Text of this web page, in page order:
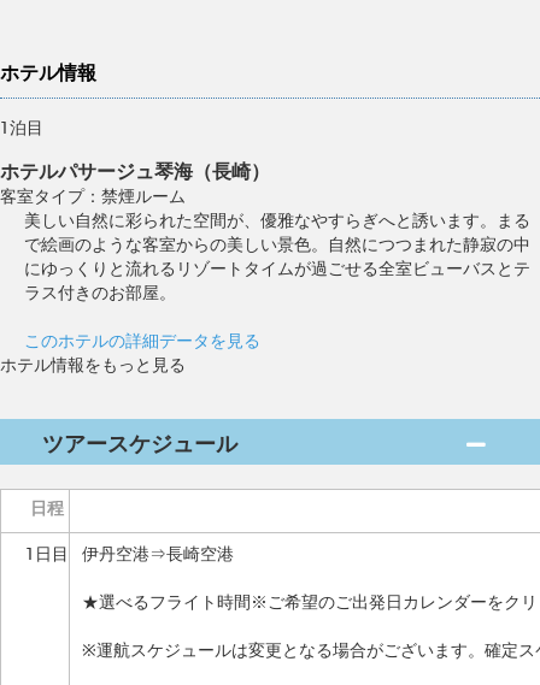
ホテル情報
1泊目
ホテルパサージュ琴海（長崎）
客室タイプ：禁煙ルーム
美しい自然に彩られた空間が、優雅なやすらぎへと誘います。まる
で絵画のような客室からの美しい景色。自然につつまれた静寂の中
にゆっくりと流れるリゾートタイムが過ごせる全室ビューバスとテ
ラス付きのお部屋。
このホテルの詳細データを見る
ホテル情報をもっと見る
ツアースケジュール
日程
1日目
伊丹空港⇒長崎空港
★選べるフライト時間※ご希望のご出発日カレンダーをク
※運航スケジュールは変更となる場合がございます。確定